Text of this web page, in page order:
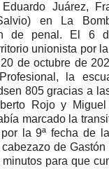
Juárez,
en La
de penal. El 6
unionista por
de octubre de
la
805 gracias a
Rojo y
marcado la
la 9ª fecha de
de
para que